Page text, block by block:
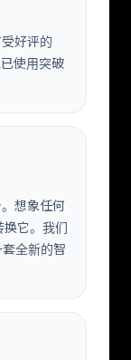
好评的
使用突破
想象任何
它。我们
全新的智